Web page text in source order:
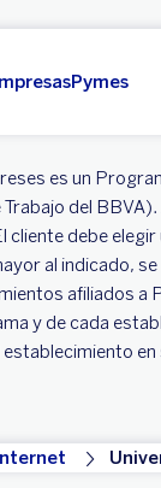
Pymes
es un
Trabajo del
debe
al indicado,
afiliados a
y de cada